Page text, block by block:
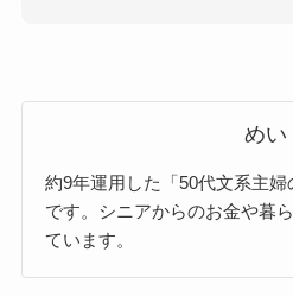
めい
約9年運用した「50代文系主
です。シニアからのお金や暮
ています。